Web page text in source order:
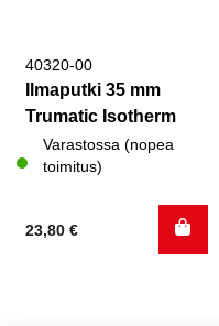
40320-00
Ilmaputki 35 mm
Trumatic Isotherm
Varastossa (nopea
toimitus)
23,80 €